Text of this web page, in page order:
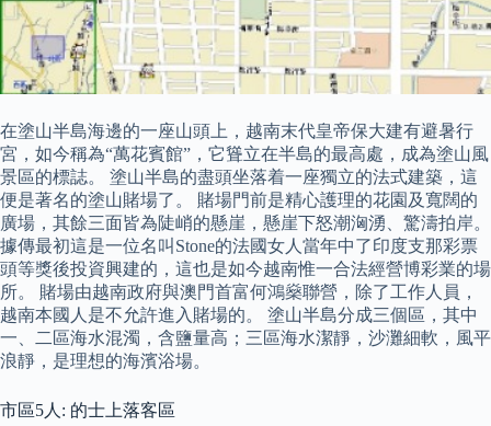
在塗山半島海邊的一座山頭上，越南末代皇帝保大建有避暑行
宮，如今稱為“萬花賓館”，它聳立在半島的最高處，成為塗山風
景區的標誌。 塗山半島的盡頭坐落着一座獨立的法式建築，這
便是著名的塗山賭場了。 賭場門前是精心護理的花園及寬闊的
廣場，其餘三面皆為陡峭的懸崖，懸崖下怒潮洶湧、驚濤拍岸。
據傳最初這是一位名叫Stone的法國女人當年中了印度支那彩票
頭等獎後投資興建的，這也是如今越南惟一合法經營博彩業的場
所。 賭場由越南政府與澳門首富何鴻燊聯營，除了工作人員，
越南本國人是不允許進入賭場的。 塗山半島分成三個區，其中
一、二區海水混濁，含鹽量高；三區海水潔靜，沙灘細軟，風平
浪靜，是理想的海濱浴場。
市區5人: 的士上落客區